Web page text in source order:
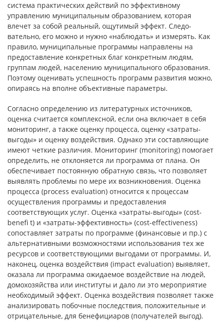
система практических действий по эффективному
управлению муниципальным об­разованием, которая
влечет за собой реальный, ощутимый эффект. Следо­
вательно, его можно и нужно «наблюдать» и измерять. Как
правило, му­ниципальные программы направлены на
предоставление конкретных благ конкретным людям,
группам людей, населению муниципального образова­ния.
Поэтому оценивать успешность программ развития можно,
опираясь на вполне объективные параметры.
Согласно определению из литературных источников,
оценка считается комплексной, если она включает в себя
мониторинг, а также оценку процес­са, оценку «затраты-
выгоды» и оценку воздействия. Однако эти составляю­щие
имеют четкие различия. Мониторинг (monitoring) помогает
определить, не отклоняется ли программа от плана. Он
обеспечивает постоянную об­ратную связь, что позволяет
выявлять проблемы по мере их возникновения. Оценка
процесса (process evaluation) относится к процессам
осуществления программы и предоставления
соответствующих услуг. Оценка «затраты-выгоды» (cost-
benefi t) и «затраты-эффективность» (cost-effectiveness)
сопо­ставляет затраты по программе (финансовые и пр.) с
альтернативными воз­можностями использования тех же
ресурсов и соответствующими выгодами от программы. И,
наконец, оценка воздействия (impact evaluation) выявляет,
оказала ли программа ожидаемое воздействие на людей,
домохозяйства или институты и дало ли это мероприятие
необходимый эффект. Оценка воздей­ствия позволяет также
анализировать побочные последствия, положитель­ные и
отрицательные, для бенефициаров (получателей выгод).